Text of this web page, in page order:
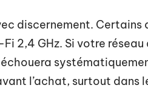
discernement. Certains
2,4 GHz. Si votre
l’achat, surtout dans